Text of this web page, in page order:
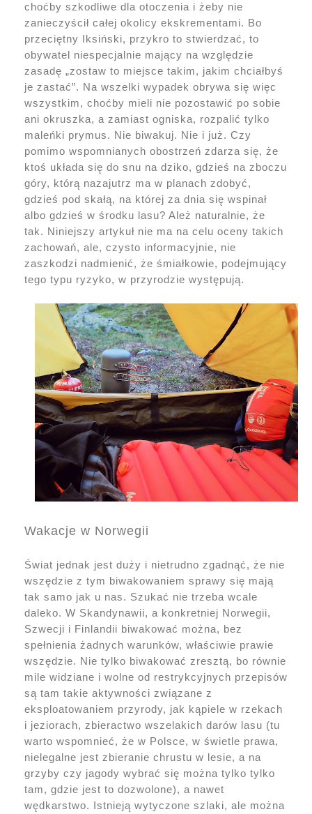
choćby szkodliwe dla otoczenia i żeby nie
zanieczyścił całej okolicy ekskrementami. Bo
przeciętny Iksiński, przykro to stwierdzać, to
obywatel niespecjalnie mający na względzie
zasadę „zostaw to miejsce takim, jakim chciałbyś
je zastać”. Na wszelki wypadek obrywa się więc
wszystkim, choćby mieli nie pozostawić po sobie
ani okruszka, a zamiast ogniska, rozpalić tylko
maleńki prymus. Nie biwakuj. Nie i już. Czy
pomimo wspomnianych obostrzeń zdarza się, że
ktoś układa się do snu na dziko, gdzieś na zboczu
góry, którą nazajutrz ma w planach zdobyć,
gdzieś pod skałą, na której za dnia się wspinał
albo gdzieś w środku lasu? Ależ naturalnie, że
tak. Niniejszy artykuł nie ma na celu oceny takich
zachowań, ale, czysto informacyjnie, nie
zaszkodzi nadmienić, że śmiałkowie, podejmujący
tego typu ryzyko, w przyrodzie występują.
Wakacje w Norwegii
Świat jednak jest duży i nietrudno zgadnąć, że nie
wszędzie z tym biwakowaniem sprawy się mają
tak samo jak u nas. Szukać nie trzeba wcale
daleko. W Skandynawii, a konkretniej Norwegii,
Szwecji i Finlandii biwakować można, bez
spełnienia żadnych warunków, właściwie prawie
wszędzie. Nie tylko biwakować zresztą, bo równie
mile widziane i wolne od restrykcyjnych przepisów
są tam takie aktywności związane z
eksploatowaniem przyrody, jak kąpiele w rzekach
i jeziorach, zbieractwo wszelakich darów lasu (tu
warto wspomnieć, że w Polsce, w świetle prawa,
nielegalne jest zbieranie chrustu w lesie, a na
grzyby czy jagody wybrać się można tylko tylko
tam, gdzie jest to dozwolone), a nawet
wędkarstwo. Istnieją wytyczone szlaki, ale można